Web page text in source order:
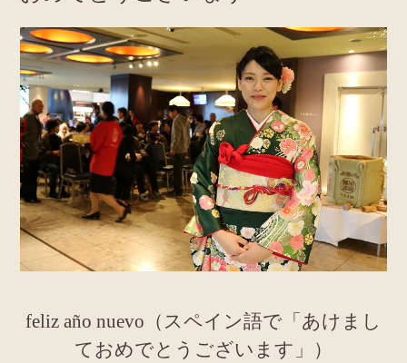
feliz año nuevo（スペイン語で「あけまし
ておめでとうございます」）